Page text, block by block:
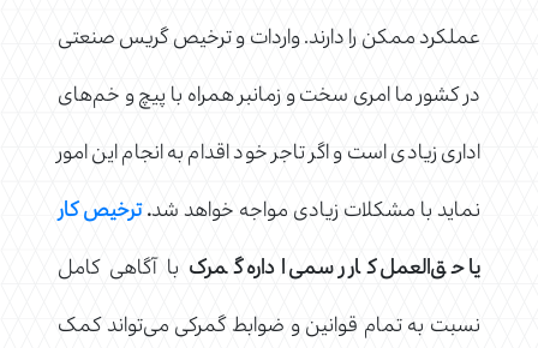
عملکرد ممکن را دارند. واردات و ترخیص گریس صنعتی
در کشور ما امری سخت و زمانبر همراه با پیچ و خم‌های
اداری زیادی است و اگر تاجر خود اقدام به انجام این امور
نماید با مشکلات زیادی مواجه خواهد شد.ترخیص کار
یا حق‌العمل کار رسمی اداره گمرک با آگاهی کامل
نسبت به تمام قوانین و ضوابط گمرکی می‌تواند کمک